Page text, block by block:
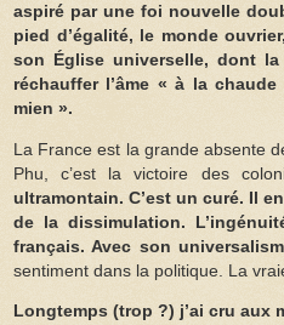
aspiré par une foi nouvelle
pied d’égalité, le monde
son Église universelle, dont
réchauffer l’âme « à la
mien ».
La France est la grande absente
Phu, c’est la victoire des
ultramontain. C’est un curé. Il
de la dissimulation.
français. Avec son
sentiment dans la politique. La
Longtemps (trop ?) j’ai cru aux